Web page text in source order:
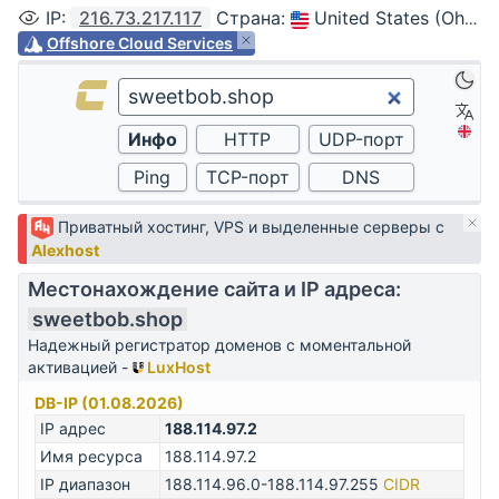
IP: 216.73.217.117 Страна: United States (Ohio, Columbus)
Offshore Cloud Services
Приватный хостинг, VPS и выделенные серверы с
Alexhost
Местонахождение сайта и IP адреса:
sweetbob.shop
Надежный регистратор доменов с моментальной
активацией -
LuxHost
DB-IP (01.08.2026)
IP адрес
188.114.97.2
Имя ресурса
188.114.97.2
IP диапазон
188.114.96.0-188.114.97.255 CIDR